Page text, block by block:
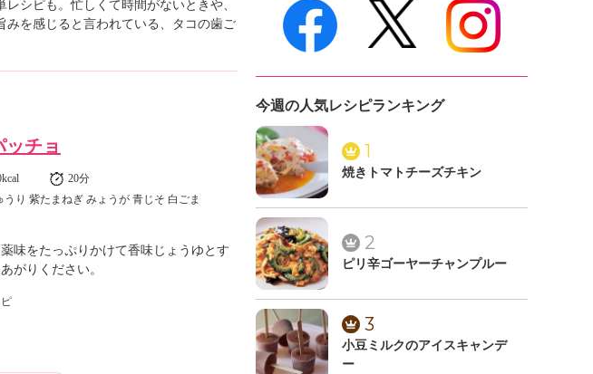
シピも。忙しくて時間がないときや、
みを感じると言われている、タコの歯ご
チョ
20分
り 紫たまねぎ みょうが 青じそ 白ごま
味をたっぷりかけて香味じょうゆとす
がりください。
今週の人気レシピランキング
1
焼きトマトチーズチキン
2
ピリ辛ゴーヤーチャンプルー
3
小豆ミルクのアイスキャンデ
ー